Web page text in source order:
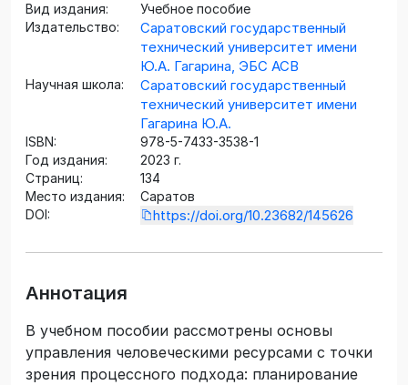
Вид издания:
Учебное пособие
Издательство:
Саратовский государственный
технический университет имени
Ю.А. Гагарина, ЭБС АСВ
Научная школа:
Саратовский государственный
технический университет имени
Гагарина Ю.А.
ISBN:
978-5-7433-3538-1
Год издания:
2023 г.
Страниц:
134
Место издания:
Саратов
DOI:
https://doi.org/10.23682/145626
Аннотация
В учебном пособии рассмотрены основы
управления человеческими ресурсами с точки
зрения процессного подхода: планирование